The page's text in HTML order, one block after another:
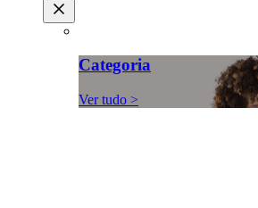
Categoria
Ver tudo >